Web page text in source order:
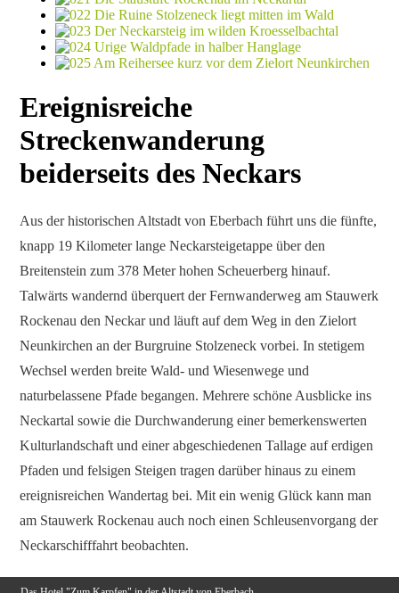
Ereignisreiche
Streckenwanderung
beiderseits des Neckars
Aus der historischen Altstadt von Eberbach führt uns die fünfte,
knapp 19 Kilometer lange Neckarsteigetappe über den
Breitenstein zum 378 Meter hohen Scheuerberg hinauf.
Talwärts wandernd überquert der Fernwanderweg am Stauwerk
Rockenau den Neckar und läuft auf dem Weg in den Zielort
Neunkirchen an der Burgruine Stolzeneck vorbei. In stetigem
Wechsel werden breite Wald- und Wiesenwege und
naturbelassene Pfade begangen. Mehrere schöne Ausblicke ins
Neckartal sowie die Durchwanderung einer bemerkenswerten
Kulturlandschaft und einer abgeschiedenen Tallage auf erdigen
Pfaden und felsigen Steigen tragen darüber hinaus zu einem
ereignisreichen Wandertag bei. Mit ein wenig Glück kann man
am Stauwerk Rockenau auch noch einen Schleusenvorgang der
Neckarschifffahrt beobachten.